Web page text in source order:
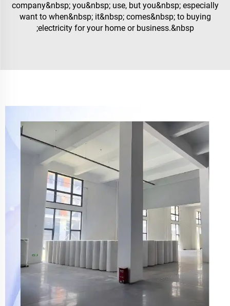
company&nbsp; you&nbsp; use, but you&nbsp; especially
want to when&nbsp; it&nbsp; comes&nbsp; to buying
electricity for your home or business.&nbsp;